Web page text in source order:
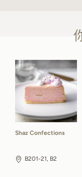
Shaz Confections
B201-21, B2